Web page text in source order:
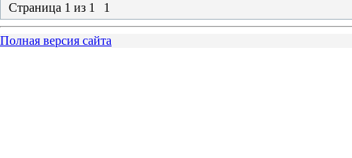
Страница 1 из 1 1
Полная версия сайта